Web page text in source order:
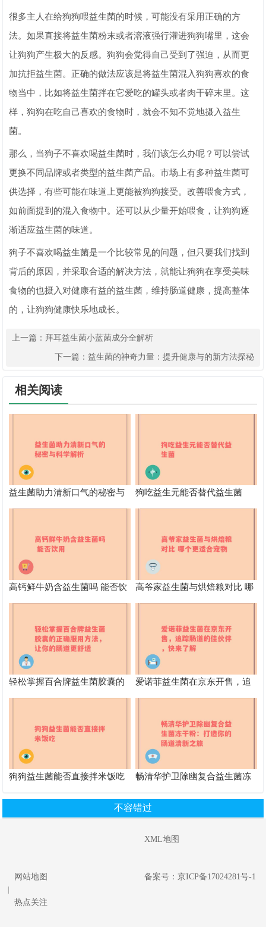
很多主人在给狗狗喂益生菌的时候，可能没有采用正确的方
法。如果直接将益生菌粉末或者溶液强行灌进狗狗嘴里，这会
让狗狗产生极大的反感。狗狗会觉得自己受到了强迫，从而更
加抗拒益生菌。正确的做法应该是将益生菌混入狗狗喜欢的食
物当中，比如将益生菌拌在它爱吃的罐头或者肉干碎末里。这
样，狗狗在吃自己喜欢的食物时，就会不知不觉地摄入益生
菌。
那么，当狗子不喜欢喝益生菌时，我们该怎么办呢？可以尝试
更换不同品牌或者类型的益生菌产品。市场上有多种益生菌可
供选择，有些可能在味道上更能被狗狗接受。改善喂食方式，
如前面提到的混入食物中。还可以从少量开始喂食，让狗狗逐
渐适应益生菌的味道。
狗子不喜欢喝益生菌是一个比较常见的问题，但只要我们找到
背后的原因，并采取合适的解决方法，就能让狗狗在享受美味
食物的也摄入对健康有益的益生菌，维持肠道健康，提高整体
的，让狗狗健康快乐地成长。
上一篇： 拜耳益生菌小蓝菌成分全解析
下一篇： 益生菌的神奇力量：提升健康与的新方法探秘
相关阅读
益生菌助力清新口气的秘密与
科学解析
狗吃益生元能否替代益生菌
高钙鲜牛奶含益生菌吗 能否饮
用
高爷家益生菌与烘焙粮对比 哪
个更适合宠物
轻松掌握百合牌益生菌胶囊的
正确服用方法，让你的肠道更
爱诺菲益生菌在京东开售，追
踪肠道的佳伙伴，快来了解
狗狗益生菌能否直接拌米饭吃
畅清华护卫除幽复合益生菌冻
不容错过
XML地图
网站地图
热点关注
备案号：京ICP备17024281号-1